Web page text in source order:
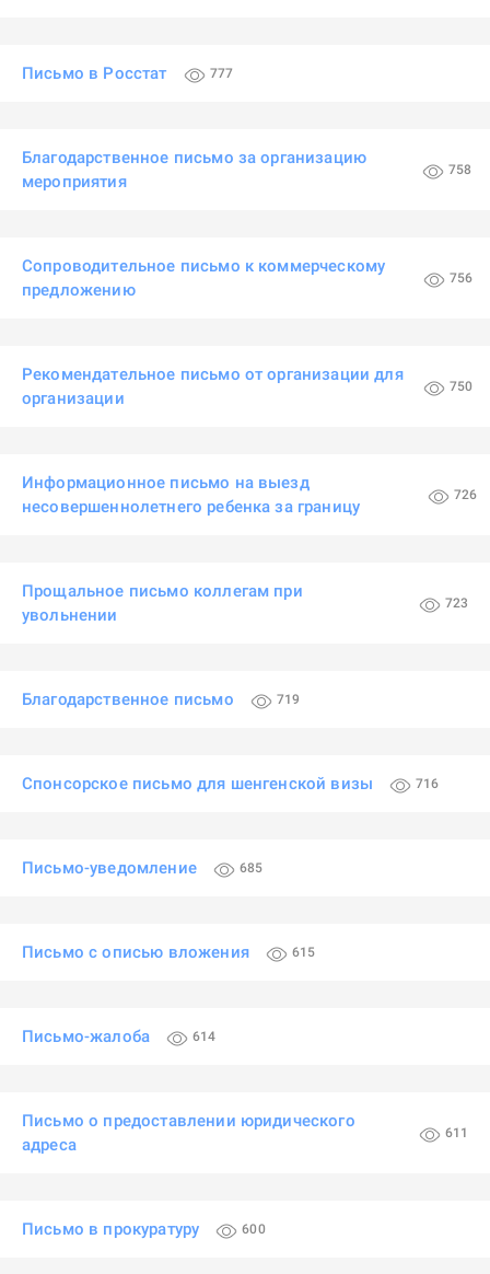
Письмо в Росстат 777
Благодарственное письмо за организацию
мероприятия
758
Сопроводительное письмо к коммерческому
предложению
756
Рекомендательное письмо от организации для
организации
750
Информационное письмо на выезд
несовершеннолетнего ребенка за границу
726
Прощальное письмо коллегам при
увольнении
723
Благодарственное письмо 719
Спонсорское письмо для шенгенской визы 716
Письмо-уведомление 685
Письмо с описью вложения 615
Письмо-жалоба 614
Письмо о предоставлении юридического
адреса
611
Письмо в прокуратуру 600